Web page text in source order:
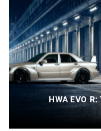
HWA EVO